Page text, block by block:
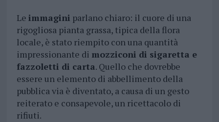
Le immagini parlano chiaro: il cuore di una
rigogliosa pianta grassa, tipica della flora
locale, è stato riempito con una quantità
impressionante di mozziconi di sigaretta e
fazzoletti di carta. Quello che dovrebbe
essere un elemento di abbellimento della
pubblica via è diventato, a causa di un gesto
reiterato e consapevole, un ricettacolo di
rifiuti.